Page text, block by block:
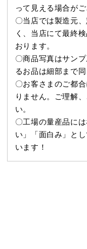
って見える場合がご
〇当店では製造元
く、当店にて最終
おります。
〇商品写真はサン
るお品は細部まで
〇お客さまのご都
りません。ご理解
い。
〇工場の量産品に
い」「面白み」と
います！